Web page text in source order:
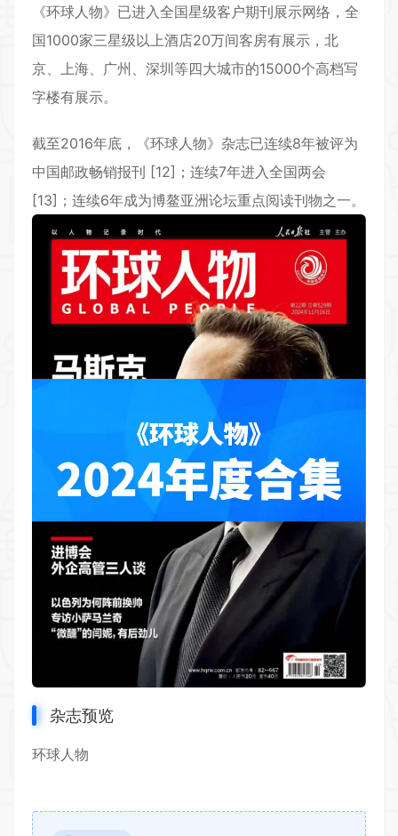
《环球人物》已进入全国星级客户期刊展示网络，全
国1000家三星级以上酒店20万间客房有展示，北
京、上海、广州、深圳等四大城市的15000个高档写
字楼有展示。
截至2016年底，《环球人物》杂志已连续8年被评为
中国邮政畅销报刊 [12]；连续7年进入全国两会
[13]；连续6年成为博鳌亚洲论坛重点阅读刊物之一。
杂志预览
环球人物